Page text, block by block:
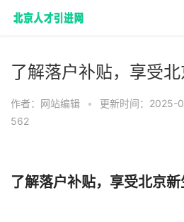
了解落户补贴，享受
作者：网站编辑 • 更新时间：2025-
562
了解落户补贴，享受北京